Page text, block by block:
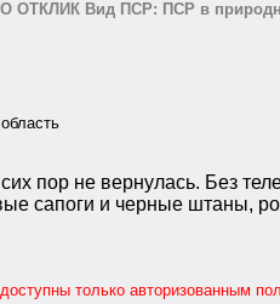
ОТКЛИК Вид ПСР: ПСР в
область
пор не вернулась. Без
сапоги и черные штаны,
только авторизованным